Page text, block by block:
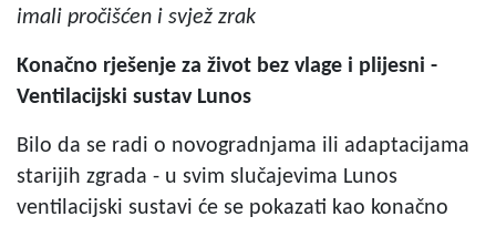
imali pročišćen i svjež zrak
Konačno rješenje za život bez vlage i plijesni -
Ventilacijski sustav Lunos
Bilo da se radi o novogradnjama ili adaptacijama
starijih zgrada - u svim slučajevima Lunos
ventilacijski sustavi će se pokazati kao konačno